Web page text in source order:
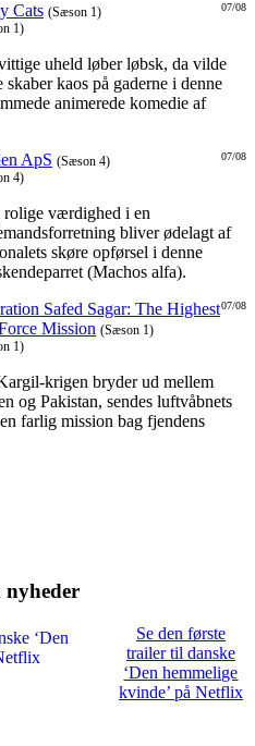
07/08
Cats (Sæson 1)
1)
uheld løber løbsk, da vilde
skaber kaos på gaderne i denne
animerede komedie af
07/08
ApS (Sæson 4)
4)
rolige værdighed i en
bliver ødelagt af
skøre opførsel i denne
(Machos alfa).
07/08
Safed Sagar: The Highest
Mission (Sæson 1)
1)
krigen bryder ud mellem
og Pakistan, sendes luftvåbnets
farlig mission bag fjendens
nyheder
Se den første
trailer til danske
‘Den hemmelige
kvinde’ på Netflix